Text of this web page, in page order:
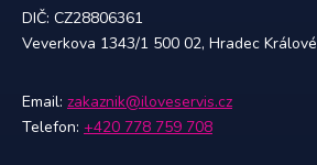
DIČ: CZ28806361
Veverkova 1343/1 500 02, Hradec Králové
Email: zakaznik@iloveservis.cz
Telefon: +420 778 759 708